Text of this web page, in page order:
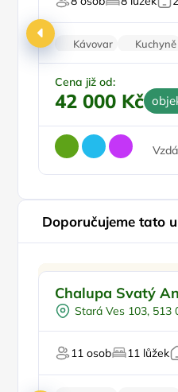
Kávovar Kuchyně
Wi-Fi
Pračka
Cena již od:
42 000 Kč
Doporučujeme tato
Koupací sud
Sauna
Pro hosty s omezením
Pro relaxaci
Chalupa Svatý
Stará Ves 103, 513
11 osob 11 lůžek